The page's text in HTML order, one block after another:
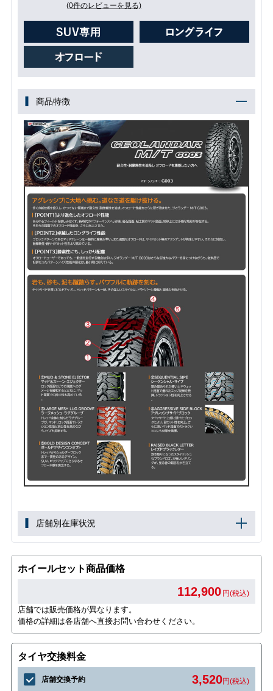
(0件のレビューを見る)
商品特徴
店舗別在庫状況
ホイールセット商品価格
112,900 円(税込)
店舗では販売価格が異なります。
価格の詳細は各店舗へ直接お問い合わせください。
タイヤ交換料金
店舗交換予約 3,520円(税込)